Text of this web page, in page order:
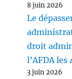
8 juin 2026
Le
droit
l’AFDA
3 juin 2026